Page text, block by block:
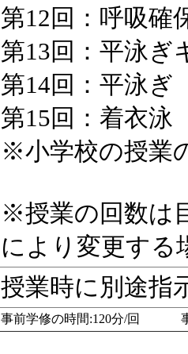
第12回：呼吸確
第13回：平泳ぎ
第14回：平泳ぎ
第15回：着衣泳
※小学校の授業
※授業の回数は
により変更する
授業時に別途指
事前学修の時間:120分/回 事